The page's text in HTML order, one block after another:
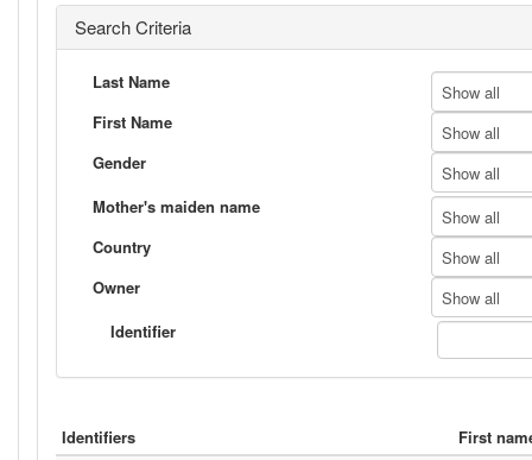
Search Criteria
Last Name
Show all
First Name
Show all
Gender
Show all
Mother's maiden name
Show all
Country
Show all
Owner
Show all
Identifier
Identifiers First